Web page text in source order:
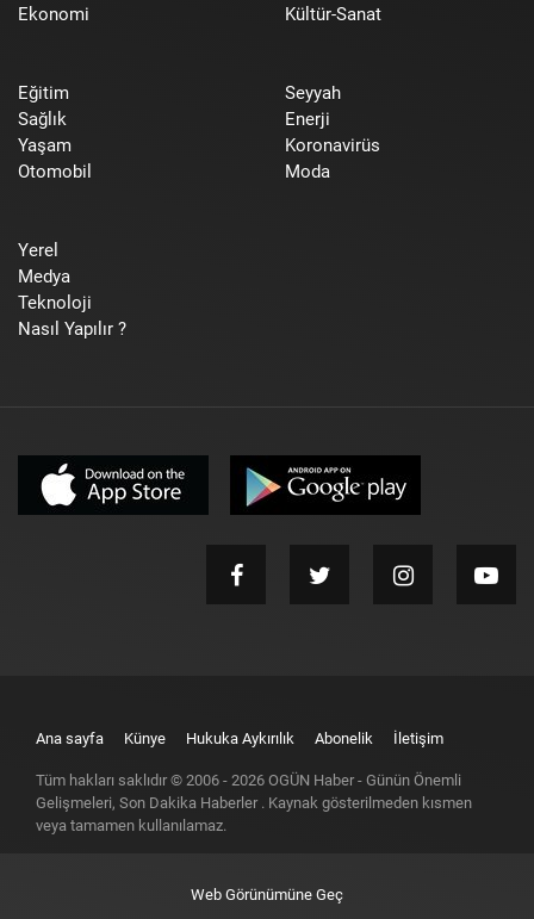
Ekonomi
Kültür-Sanat
Eğitim
Sağlık
Yaşam
Otomobil
Seyyah
Enerji
Koronavirüs
Moda
Yerel
Medya
Teknoloji
Nasıl Yapılır ?
Ana sayfa Künye Hukuka Aykırılık Abonelik İletişim
Tüm hakları saklıdır © 2006 - 2026 OGÜN Haber - Günün Önemli
Gelişmeleri, Son Dakika Haberler . Kaynak gösterilmeden kısmen
veya tamamen kullanılamaz.
Web Görünümüne Geç